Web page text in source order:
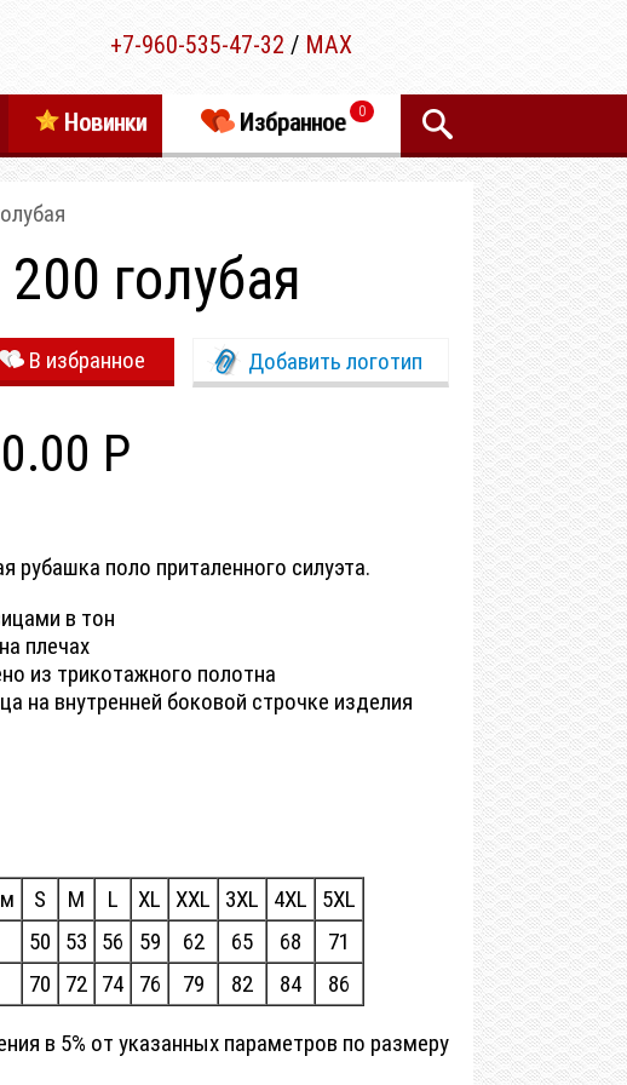
+7-960-535-47-32 / MAX
0
Избранное
Новинки
голубая
Добавить логотип
В избранное
Р
рубашка поло приталенного силуэта.
в тон
плечах
из трикотажного полотна
на внутренней боковой строчке изделия
S M L XL XXL 3XL 4XL
5XL
50 53 56 59 62 65 68
71
70 72 74 76 79 82 84 86
в 5% от указанных параметров по размеру